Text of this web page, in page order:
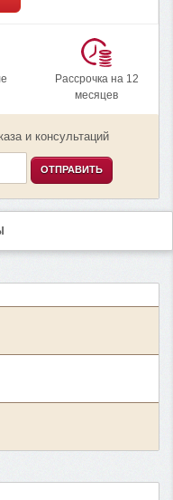
Рассрочка на 12
месяцев
и консультаций
ОТПРАВИТЬ